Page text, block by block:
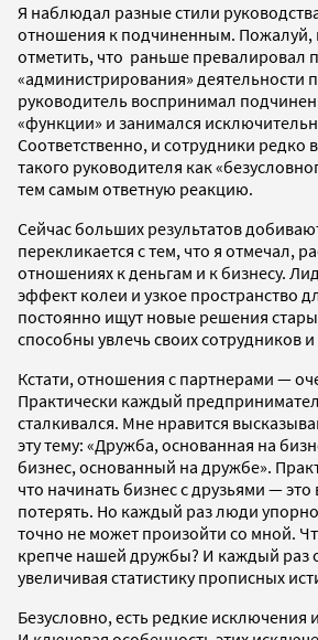
Я наблюдал разные стили
отношения к подчиненным. Пожалуй,
отметить, что раньше превалировал
«администрирования» деятельности
руководитель воспринимал
«функции» и занимался
Соответственно, и сотрудники редко
такого руководителя как
тем самым ответную реакцию.
Сейчас больших результатов
перекликается с тем, что я отмечал,
отношениях к деньгам и к бизнесу.
эффект колеи и узкое пространство
постоянно ищут новые решения
способны увлечь своих сотрудников
Кстати, отношения с партнерами —
Практически каждый
сталкивался. Мне нравится
эту тему: «Дружба, основанная на
бизнес, основанный на дружбе».
что начинать бизнес с друзьями —
потерять. Но каждый раз люди
точно не может произойти со мной.
крепче нашей дружбы? И каждый раз
увеличивая статистику прописных
Безусловно, есть редкие исключения